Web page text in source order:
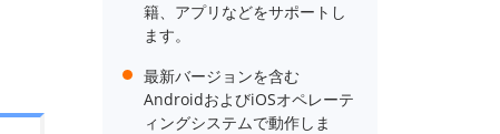
籍、アプリなどをサポートし
ます。
最新バージョンを含む
AndroidおよびiOSオペレーテ
ィングシステムで動作しま